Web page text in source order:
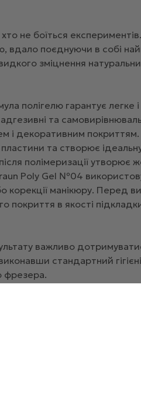
не боїться
вдало поєднуючи в собі
зміцнення
полігелю гарантує легке
та
і декоративним покриттям.
пластини та створює
полімеризації
Poly Gel №04
корекції манікюру. Перед
покриття в якості
важливо
виконавши стандартний
фрезера.
від вологи та
зчеплення матеріалу з
прозорої каучукової бази
№12, сформуйте
60 секунд.